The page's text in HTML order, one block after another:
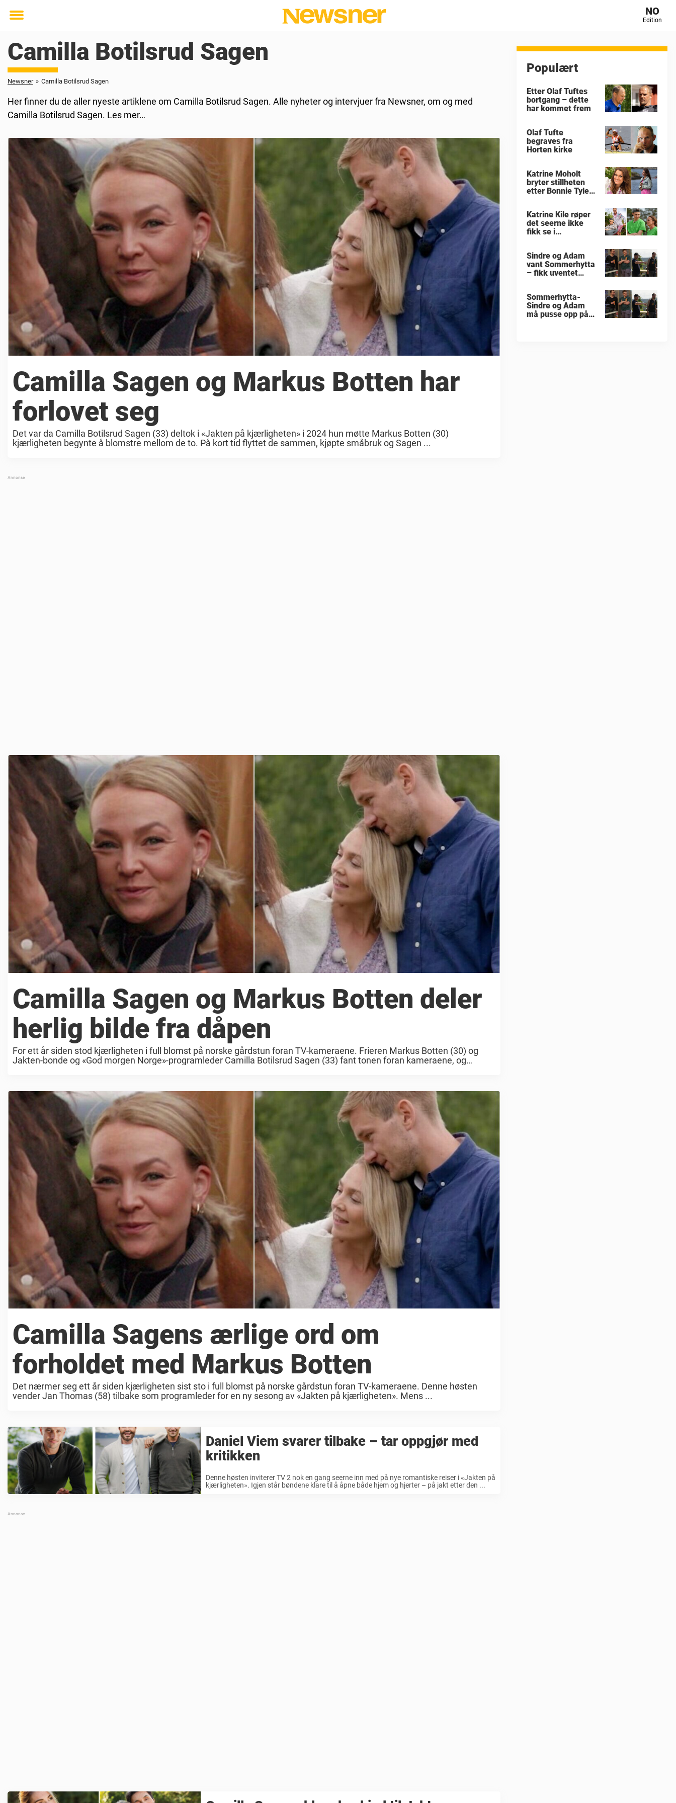
Toggle
NO
Edition
Camilla Botilsrud Sagen
Newsner » Camilla Botilsrud Sagen
Her finner du de aller nyeste artiklene om Camilla Botilsrud Sagen. Alle nyheter og intervjuer fra Newsner, om og med
Camilla Botilsrud Sagen. Les mer…
Camilla Sagen og Markus Botten har
forlovet seg
Det var da Camilla Botilsrud Sagen (33) deltok i «Jakten på kjærligheten» i 2024 hun møtte Markus Botten (30)
kjærligheten begynte å blomstre mellom de to. På kort tid flyttet de sammen, kjøpte småbruk og Sagen ...
Camilla Sagen og Markus Botten deler
herlig bilde fra dåpen
For ett år siden stod kjærligheten i full blomst på norske gårdstun foran TV-kameraene. Frieren Markus Botten (30) og
Jakten-bonde og «God morgen Norge»-programleder Camilla Botilsrud Sagen (33) fant tonen foran kameraene, og
Camilla Sagens ærlige ord om
forholdet med Markus Botten
Det nærmer seg ett år siden kjærligheten sist sto i full blomst på norske gårdstun foran TV-kameraene. Denne høsten
vender Jan Thomas (58) tilbake som programleder for en ny sesong av «Jakten på kjærligheten». Mens ...
Daniel Viem svarer tilbake – tar oppgjør med
kritikken
Denne høsten inviterer TV 2 nok en gang seerne inn med på nye romantiske reiser i «Jakten på
kjærligheten». Igjen står bøndene klare til å åpne både hjem og hjerter – på jakt etter den ...
Populært
Etter Olaf Tuftes
bortgang – dette
har kommet frem
Olaf Tufte
begraves fra
Horten kirke
Katrine Moholt
bryter stillheten
etter Bonnie Tylers
Katrine Kile røper
det seerne ikke
fikk se i
Sindre og Adam
vant Sommerhytta
– fikk uventet
Sommerhytta-
Sindre og Adam
må pusse opp på